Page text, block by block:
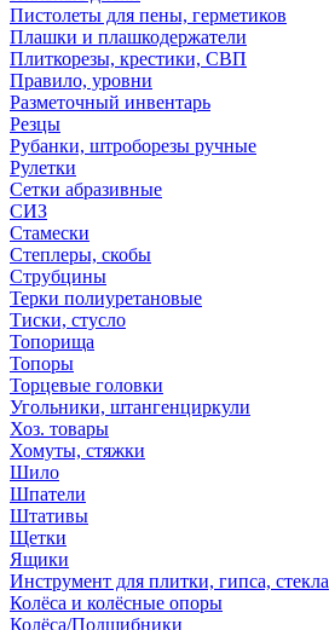
Пистолеты для пены, герметиков
Плашки и плашкодержатели
Плиткорезы, крестики, СВП
Правило, уровни
Разметочный инвентарь
Резцы
Рубанки, штроборезы ручные
Рулетки
Сетки абразивные
СИЗ
Стамески
Степлеры, скобы
Струбцины
Терки полиуретановые
Тиски, стусло
Топорища
Топоры
Торцевые головки
Угольники, штангенциркули
Хоз. товары
Хомуты, стяжки
Шило
Шпатели
Штативы
Щетки
Ящики
Инструмент для плитки, гипса, стекла
Колёса и колёсные опоры
Колёса/Подшибники